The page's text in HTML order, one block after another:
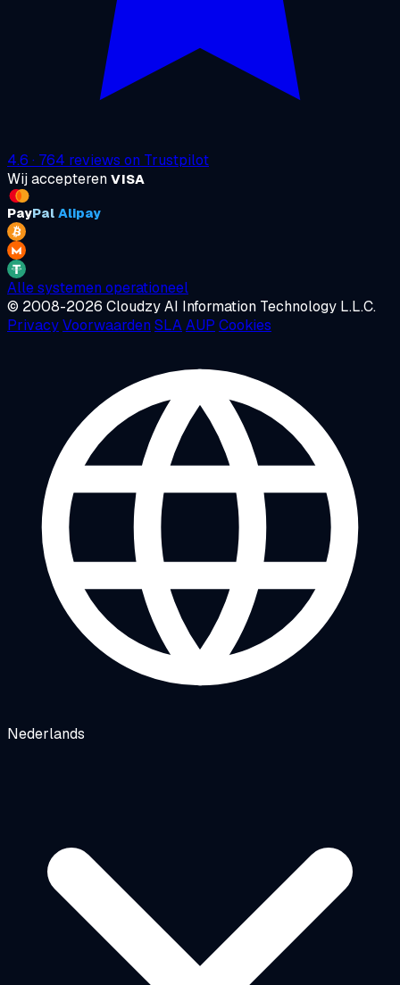
4.6 · 764 reviews on Trustpilot
Wij accepteren VISA
PayPal Alipay
Alle systemen operationeel
© 2008-2026 Cloudzy AI Information Technology L.L.C.
PrivacyVoorwaarden SLAAUP Cookies
Nederlands